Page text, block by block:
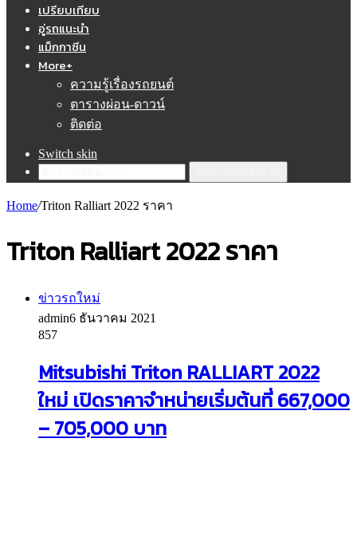
เปรียบเทียบ
อู่รถแนะนำ
แม็กกาซีน
More+
ความรู้เรื่องรถยนต์
ตารางผ่อน-ดาวน์
ติดต่อ
Switch skin
Home/Triton Ralliart 2022 ราคา
Triton Ralliart 2022 ราคา
ข่าวรถใหม่
admin6 ธันวาคม 2021
857
Mitsubishi Triton RALLIART 2022
ใหม่ เปิดราคาจำหน่ายเริ่มต้นที่ 667,000
– 705,000 บาท